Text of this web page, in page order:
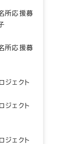
所応援募
所応援募
ジェクト
ジェクト
ジェクト